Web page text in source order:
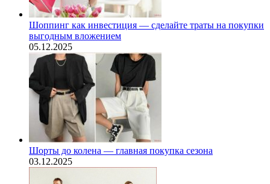
Шоппинг как инвестиция — сделайте траты на покупки
выгодным вложением
05.12.2025
Шорты до колена — главная покупка сезона
03.12.2025